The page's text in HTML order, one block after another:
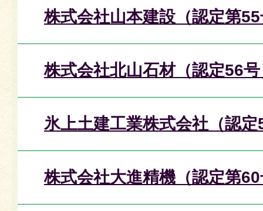
株式会社山本建設（認定第
株式会社北山石材（認定56
氷上土建工業株式会社（認定
株式会社大進精機（認定第